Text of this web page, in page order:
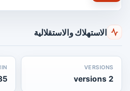
الاستهلاك والاستقلالية
VERSIONS
2 versions
MAD